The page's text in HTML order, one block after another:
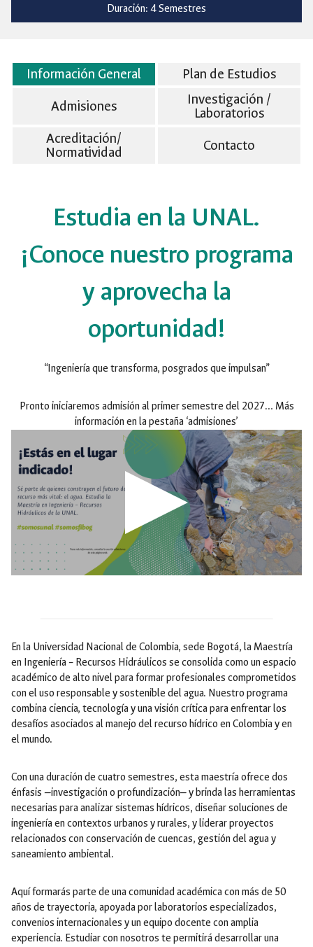
Duración: 4 Semestres
Información General
Plan de Estudios
Admisiones
Investigación /
Laboratorios
Acreditación/
Normatividad
Contacto
Estudia en la UNAL.
¡Conoce nuestro programa
y aprovecha la
oportunidad!
“Ingeniería que transforma, posgrados que impulsan”
Pronto iniciaremos admisión al primer semestre del 2027… Más
información en la pestaña ‘admisiones’
En la Universidad Nacional de Colombia, sede Bogotá, la Maestría
en Ingeniería – Recursos Hidráulicos se consolida como un espacio
académico de alto nivel para formar profesionales comprometidos
con el uso responsable y sostenible del agua. Nuestro programa
combina ciencia, tecnología y una visión crítica para enfrentar los
desafíos asociados al manejo del recurso hídrico en Colombia y en
el mundo.
Con una duración de cuatro semestres, esta maestría ofrece dos
énfasis —investigación o profundización— y brinda las herramientas
necesarias para analizar sistemas hídricos, diseñar soluciones de
ingeniería en contextos urbanos y rurales, y liderar proyectos
relacionados con conservación de cuencas, gestión del agua y
saneamiento ambiental.
Aquí formarás parte de una comunidad académica con más de 50
años de trayectoria, apoyada por laboratorios especializados,
convenios internacionales y un equipo docente con amplia
experiencia. Estudiar con nosotros te permitirá desarrollar una